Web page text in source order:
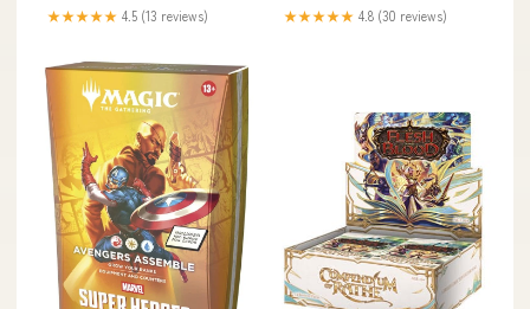
★★★★★ 4.5 (13 reviews) ★★★★★ 4.8 (30 reviews)